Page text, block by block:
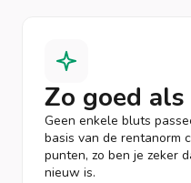
Zo goed
Geen enkele bluts
basis van de rentanorm
punten, zo ben je zeker
nieuw is.